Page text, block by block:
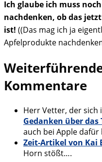
Ich glaube ich muss
nachdenken, ob das
ist! ((Das mag ich ja
Apfelprodukte
Kommentare
Herr Vetter, der sich
Gedanken über das
auch bei Apple
Zeit-Artikel von Kai
Horn stößt….